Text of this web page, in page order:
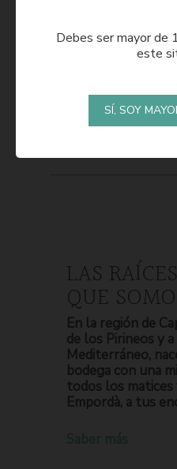
LAS
QUE
En la región de
de los Pirineos y
Mediterráneo,
bodega con una
todos los
Empordà, a tus
Debes ser mayor de
este
SÍ, SOY